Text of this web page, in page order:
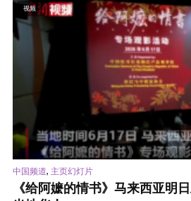
视频
中国频道, 主页幻灯片
《给阿嬷的情书》马来西亚明